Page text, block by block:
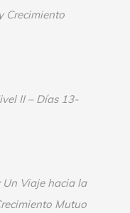
Crecimiento
II – Días 13-
Un Viaje hacia la
Mutuo